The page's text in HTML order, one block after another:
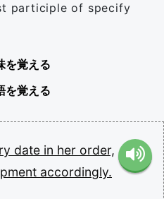
participle of specify
を覚える
を覚える
date in her order,
accordingly.